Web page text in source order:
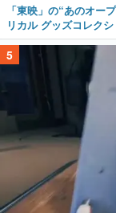
「東映」の“あのオー
リカル グッズコレク
5